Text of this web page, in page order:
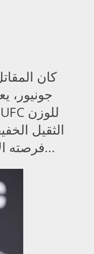
كان
جونيور،
الثقيل
فرصته الأولى لتحقيق هذا الهدف...